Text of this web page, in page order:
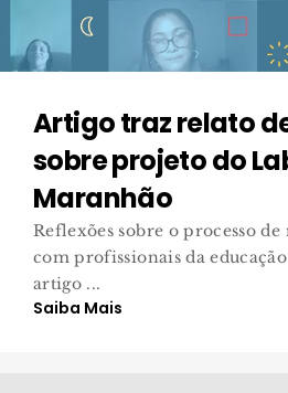
Artigo traz relato
sobre projeto do
Maranhão
Reflexões sobre o processo
com profissionais da
artigo ...
Saiba Mais